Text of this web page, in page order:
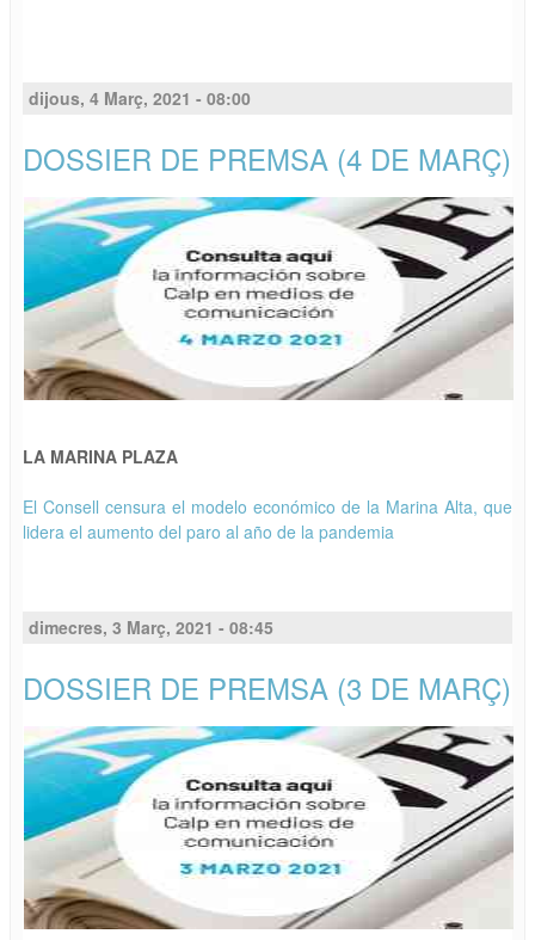
dijous, 4 Març, 2021 - 08:00
DOSSIER DE PREMSA (4 DE MARÇ)
LA MARINA PLAZA
El Consell censura el modelo económico de la Marina Alta, que
lidera el aumento del paro al año de la pandemia
dimecres, 3 Març, 2021 - 08:45
DOSSIER DE PREMSA (3 DE MARÇ)